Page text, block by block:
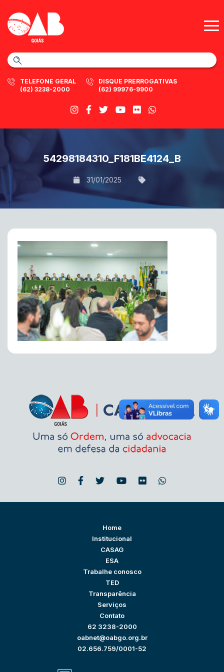
TELEFONE GERAL
(62) 3238-2000
DISQUE PRERROGATIVAS
(62) 99976-9900
54298184310_F181BE4124_B
31/01/2025
Home
Institucional
CASAG
ESA
Trabalhe conosco
TED
Transparência
Serviços
Contato
62 3238-2000
oabnet@oabgo.org.br
02.656.759/0001-52